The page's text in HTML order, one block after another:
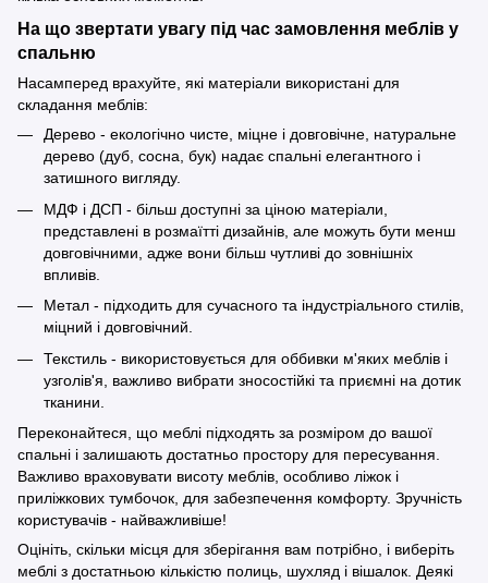
На що звертати увагу під час замовлення меблів у
спальню
Насамперед врахуйте, які матеріали використані для
складання меблів:
Дерево - екологічно чисте, міцне і довговічне, натуральне
дерево (дуб, сосна, бук) надає спальні елегантного і
затишного вигляду.
МДФ і ДСП - більш доступні за ціною матеріали,
представлені в розмаїтті дизайнів, але можуть бути менш
довговічними, адже вони більш чутливі до зовнішніх
впливів.
Метал - підходить для сучасного та індустріального стилів,
міцний і довговічний.
Текстиль - використовується для оббивки м'яких меблів і
узголів'я, важливо вибрати зносостійкі та приємні на дотик
тканини.
Переконайтеся, що меблі підходять за розміром до вашої
спальні і залишають достатньо простору для пересування.
Важливо враховувати висоту меблів, особливо ліжок і
приліжкових тумбочок, для забезпечення комфорту. Зручність
користувачів - найважливіше!
Оцініть, скільки місця для зберігання вам потрібно, і виберіть
меблі з достатньою кількістю полиць, шухляд і вішалок. Деякі